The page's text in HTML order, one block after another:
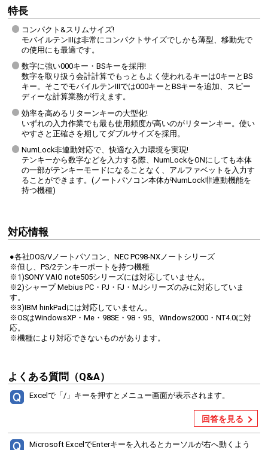
特長
コンパクト&スリムサイズ!
モバイルテンIIIは非常にコンパクトサイズでしかも薄型、移動先で
の使用にも最適です。
数字に強い000キー・BSキーを採用!
数字を取り扱う会計計算でもっともよく使われるキーは0キーとBS
キー。そこでモバイルテンIIIでは000キーとBSキーを追加、スピー
ディーな計算業務が行えます。
効率を高めるリターンキーの大型化!
いずれの入力作業でも最も使用頻度が高いのがリターンキー。使い
やすさと正確さを期してダブルサイズを採用。
NumLock非連動対応で、快適な入力環境を実現!
テンキーから数字などを入力する際、NumLockをONにしても本体
の一部がテンキーモードになることなく、アルファベットを入力す
ることができます。(ノートパソコン本体がNumLock非連動機能を
持つ機種)
対応情報
●各社DOS/Vノートパソコン、NEC PC98-NXノートシリーズ
※但し、PS/2テンキーポートを持つ機種
※1)SONY VAIO note505シリーズには対応していません。
※2)シャープ Mebius PC・PJ・FJ・MJシリーズのみに対応していま
す。
※3)IBM hinkPadには対応していません。
※OSはWindowsXP・Me・98SE・98・95、Windows2000・NT4.0に対
応。
※機種により対応できないものがあります。
よくある質問（Q&A）
Excelで「/」キーを押すとメニュー画面が表示されます。
回答を見る
Microsoft ExcelでEnterキーを入れるとカーソルが右へ動くよう